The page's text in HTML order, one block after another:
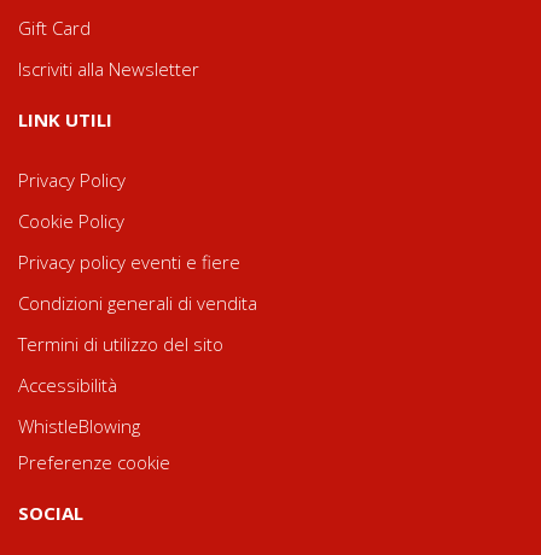
Gift Card
Iscriviti alla Newsletter
LINK UTILI
Privacy Policy
Cookie Policy
Privacy policy eventi e fiere
Condizioni generali di vendita
Termini di utilizzo del sito
Accessibilità
WhistleBlowing
Preferenze cookie
SOCIAL